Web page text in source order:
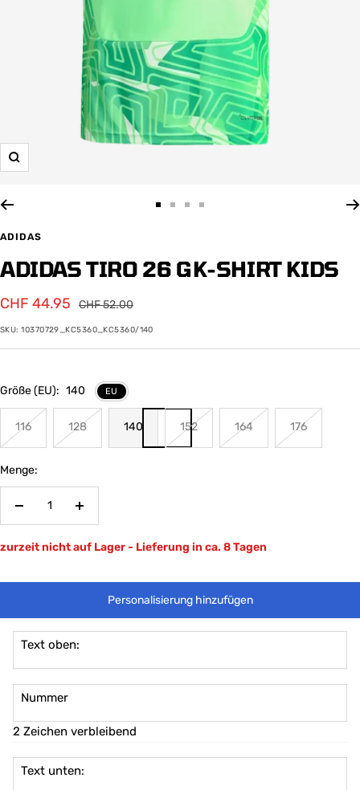
Zoom
gehen
gehen
gehengehen
ADIDAS
ADIDAS TIRO 26 GK-SHIRT KIDS
Angebotspreis
CHF 44.95
Regulärer
CHF 52.00
SKU:10370729_KC5360_KC5360/140
Größe (EU): 140 EU
116 128 140 152 164 176
Menge:
Menge
zurzeit nicht auf Lager - Lieferung in ca. 8 Tagen
Personalisierung hinzufügen
Text oben:
Nummer
2 Zeichen verbleibend
Text unten: